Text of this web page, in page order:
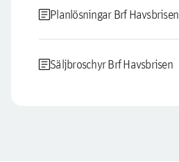
articlePlanlösningar Brf Havsbrisen
articleSäljbroschyr Brf Havsbrisen